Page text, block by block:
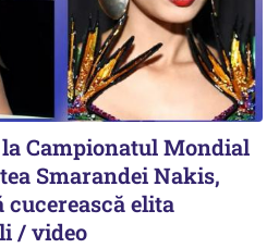
Campionatul Mondial
Smarandei Nakis,
cucerească elita
/ video